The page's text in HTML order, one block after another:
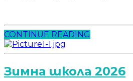
CONTINUE READING
Зимна школа 2026